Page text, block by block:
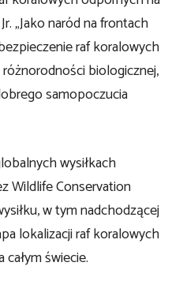
„Jako naród na frontach
raf koralowych
biologicznej,
samopoczucia
wysiłkach
Wildlife Conservation
w tym nadchodzącej
lokalizacji raf koralowych
świecie.